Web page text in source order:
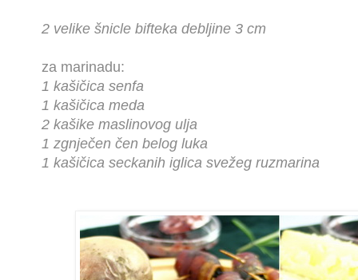
2 velike šnicle bifteka debljine 3 cm
za marinadu:
1 kašičica senfa
1 kašičica meda
2 kašike maslinovog ulja
1 zgnječen čen belog luka
1 kašičica seckanih iglica svežeg ruzmarina